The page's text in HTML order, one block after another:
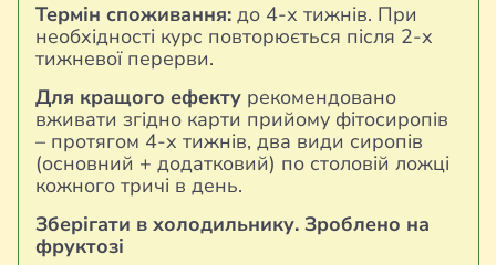
Термін споживання: до 4-х тижнів. При
необхідності курс повторюється після 2-х
тижневої перерви.
Для кращого ефекту рекомендовано
вживати згідно карти прийому фітосиропів
– протягом 4-х тижнів, два види сиропів
(основний + додатковий) по столовій ложці
кожного тричі в день.
Зберігати в холодильнику. Зроблено на
фруктозі